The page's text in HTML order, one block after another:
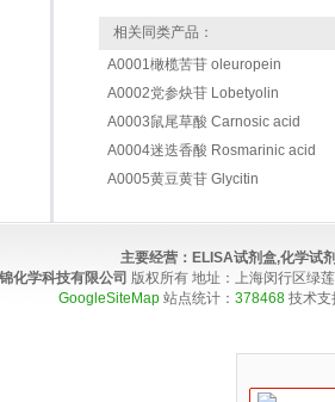
相关同类产品：
A0001橄榄苦苷 oleuropein
A0002党参炔苷 Lobetyolin
A0003鼠尾草酸 Carnosic acid
A0004迷迭香酸 Rosmarinic acid
A0005黄豆黄苷 Glycitin
主要经营： ELISA试剂盒,化学试
化学科技有限公司 版权所有 地址：上海闵行区绿
GoogleSiteMap 站点统计： 378468 技术支